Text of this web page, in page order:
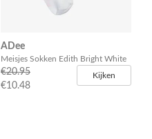
ADee
Meisjes Sokken Edith Bright White
€20.95
€10.48
Kijken